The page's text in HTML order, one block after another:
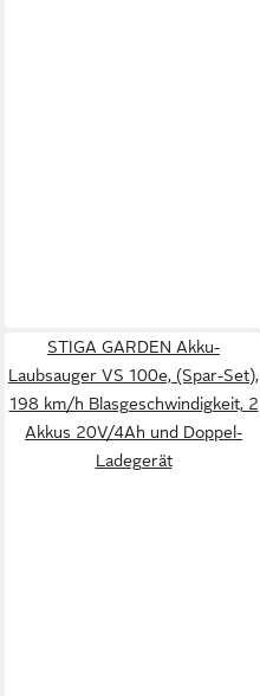
STIGA GARDEN Akku-
Laubsauger VS 100e, (Spar-Set),
198 km/h Blasgeschwindigkeit, 2
Akkus 20V/4Ah und Doppel-
Ladegerät